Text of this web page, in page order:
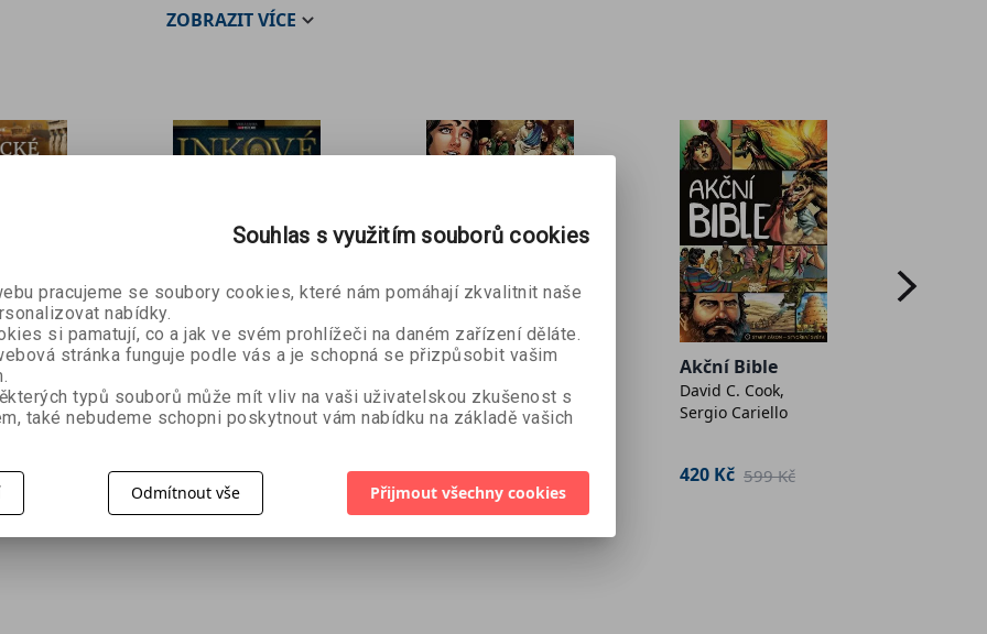
ZOBRAZITVÍCE
Kč
Inkové
kolektiv autorů
Akční Bible, 3.
díl
David C. Cook,
539 Kč 599 Kč
Akční Bible
David C. Cook,
Sergio Cariello
420 Kč 599 Kč
Souhlas s využitím souborů cookies
pracujeme se soubory cookies, které nám pomáhají zkvalitnit naše
nabídky.
si pamatují, co a jak ve svém prohlížeči na daném zařízení děláte.
stránka funguje podle vás a je schopná se přizpůsobit vašim
typů souborů může mít vliv na vaši uživatelskou zkušenost s
také nebudeme schopni poskytnout vám nabídku na základě vašich
Odmítnout vše Přijmout všechny cookies